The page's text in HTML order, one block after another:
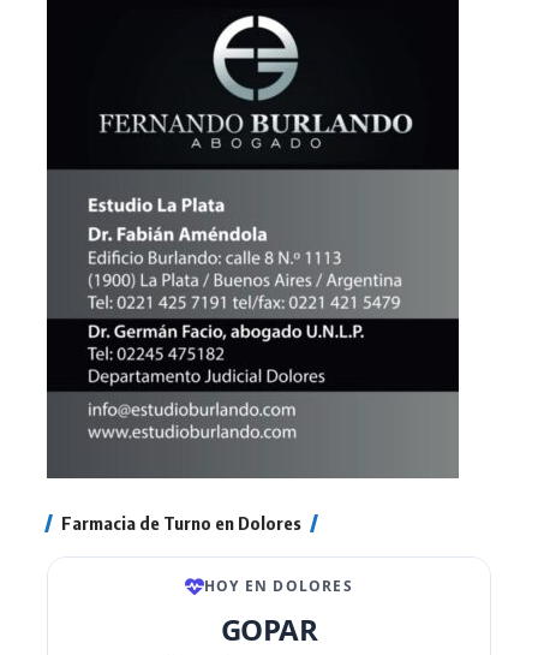
Farmacia de Turno en Dolores